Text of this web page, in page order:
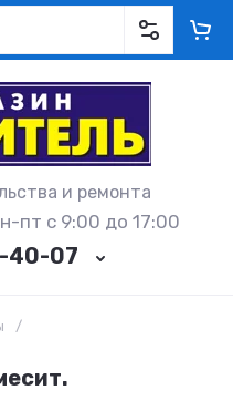
и ремонта
пт с 9:00 до 17:00
40-07
/